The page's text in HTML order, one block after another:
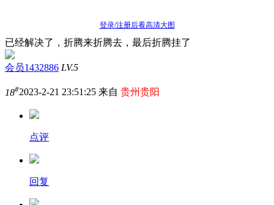
登录/注册后看高清大图
已经解决了，折腾来折腾去，最后折腾挂了
会员1432886 LV.5
18#2023-2-21 23:51:25 来自 贵州贵阳
点评
回复